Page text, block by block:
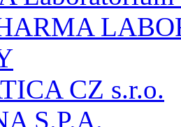
CZ s.r.o.
S.P.A.